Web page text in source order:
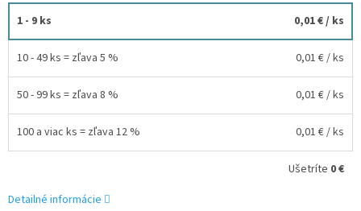
hviezdičiek.
1 - 9 ks 0,01 €/ ks
10 - 49 ks = zľava 5 % 0,01 €/ ks
50 - 99 ks = zľava 8 % 0,01 €/ ks
100 a viac ks = zľava 12 % 0,01 €/ ks
Ušetríte 0 €
Detailné informácie